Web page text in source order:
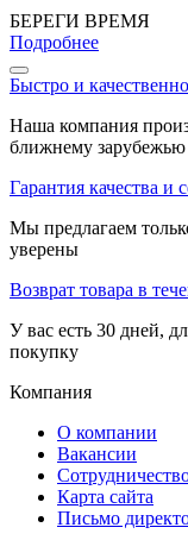
БЕРЕГИ ВРЕМЯ
Подробнее
Быстро и
Наша компания
ближнему зарубежью
Гарантия качества и
Мы предлагаем
уверены
Возврат товара в
У вас есть 30 дней,
покупку
Компания
О компании
Вакансии
Карта сайта
Письмо